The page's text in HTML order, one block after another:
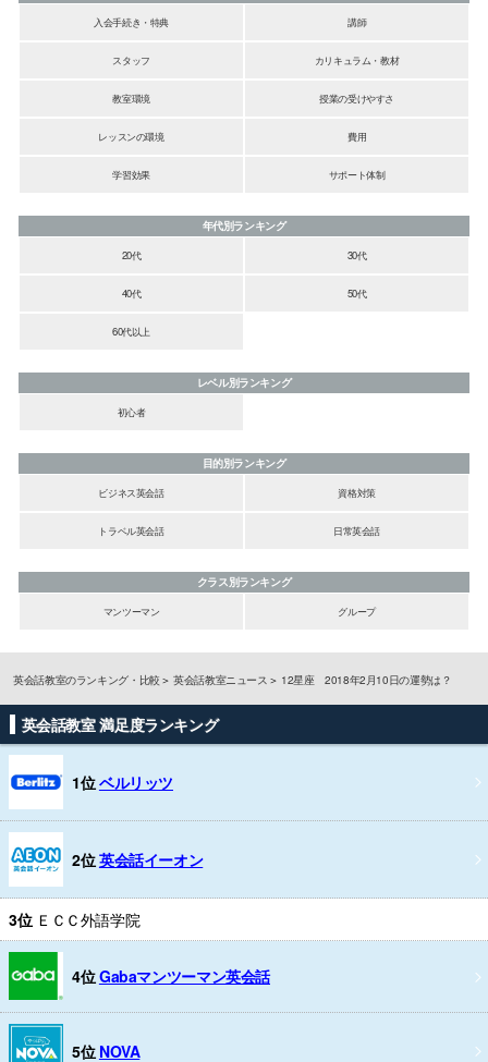
入会手続き・特典 講師
スタッフ カリキュラム・教材
教室環境 授業の受けやすさ
レッスンの環境 費用
学習効果 サポート体制
年代別ランキング
20代
30代
40代 50代
60代以上
レベル別ランキング
初心者
目的別ランキング
ビジネス英会話
資格対策
トラベル英会話 日常英会話
クラス別ランキング
マンツーマン
グループ
英会話教室のランキング・比較 英会話教室ニュース 12星座 2018年2月10日の運勢は？
英会話教室 満足度ランキング
1位ベルリッツ
2位英会話イーオン
3位 ＥＣＣ外語学院
4位Gabaマンツーマン英会話
5位 NOVA